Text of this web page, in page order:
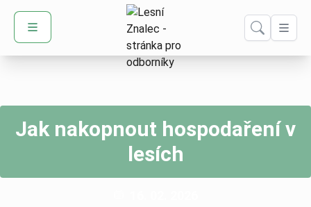
Domů – Lesní Znalec
Jak nakopnout hospodaření v
lesích